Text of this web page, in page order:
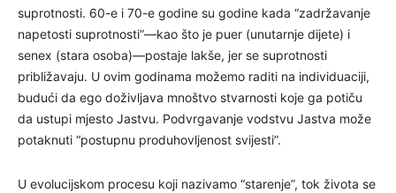
suprotnosti. 60-e i 70-e godine su godine kada “zadržavanje
napetosti suprotnosti”—kao što je puer (unutarnje dijete) i
senex (stara osoba)—postaje lakše, jer se suprotnosti
približavaju. U ovim godinama možemo raditi na individuaciji,
budući da ego doživljava mnoštvo stvarnosti koje ga potiču
da ustupi mjesto Jastvu. Podvrgavanje vodstvu Jastva može
potaknuti “postupnu produhovljenost svijesti”.
U evolucijskom procesu koji nazivamo “starenje”, tok života se